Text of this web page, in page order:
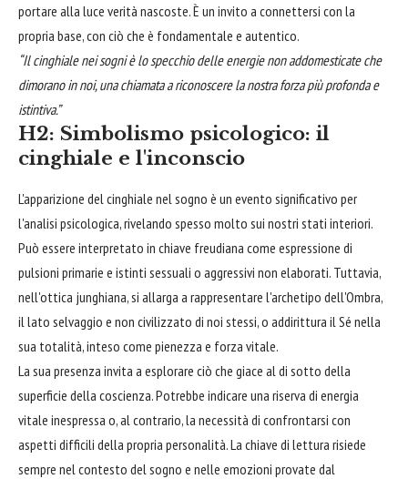
portare alla luce verità nascoste. È un invito a connettersi con la
propria base, con ciò che è fondamentale e autentico.
“Il cinghiale nei sogni è lo specchio delle energie non addomesticate che
dimorano in noi, una chiamata a riconoscere la nostra forza più profonda e
istintiva.”
H2: Simbolismo psicologico: il
cinghiale e l'inconscio
L'apparizione del cinghiale nel sogno è un evento significativo per
l'analisi psicologica, rivelando spesso molto sui nostri stati interiori.
Può essere interpretato in chiave freudiana come espressione di
pulsioni primarie e istinti sessuali o aggressivi non elaborati. Tuttavia,
nell'ottica junghiana, si allarga a rappresentare l'archetipo dell'Ombra,
il lato selvaggio e non civilizzato di noi stessi, o addirittura il Sé nella
sua totalità, inteso come pienezza e forza vitale.
La sua presenza invita a esplorare ciò che giace al di sotto della
superficie della coscienza. Potrebbe indicare una riserva di energia
vitale inespressa o, al contrario, la necessità di confrontarsi con
aspetti difficili della propria personalità. La chiave di lettura risiede
sempre nel contesto del sogno e nelle emozioni provate dal